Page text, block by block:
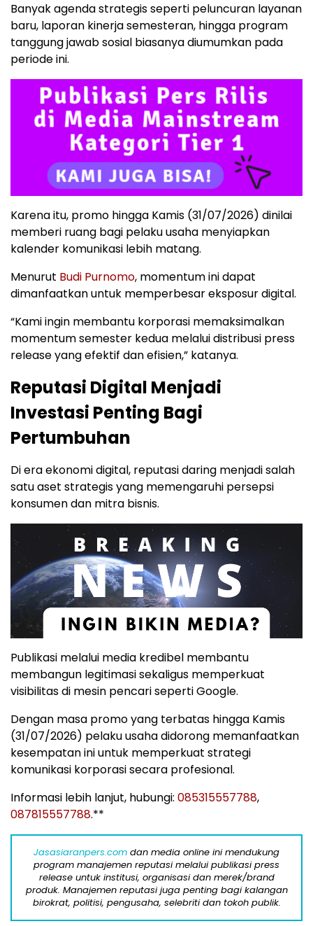
Banyak agenda strategis seperti peluncuran layanan
baru, laporan kinerja semesteran, hingga program
tanggung jawab sosial biasanya diumumkan pada
periode ini.
Karena itu, promo hingga Kamis (31/07/2026) dinilai
memberi ruang bagi pelaku usaha menyiapkan
kalender komunikasi lebih matang.
Menurut Budi Purnomo, momentum ini dapat
dimanfaatkan untuk memperbesar eksposur digital.
“Kami ingin membantu korporasi memaksimalkan
momentum semester kedua melalui distribusi press
release yang efektif dan efisien,” katanya.
Reputasi Digital Menjadi
Investasi Penting Bagi
Pertumbuhan
Di era ekonomi digital, reputasi daring menjadi salah
satu aset strategis yang memengaruhi persepsi
konsumen dan mitra bisnis.
Publikasi melalui media kredibel membantu
membangun legitimasi sekaligus memperkuat
visibilitas di mesin pencari seperti Google.
Dengan masa promo yang terbatas hingga Kamis
(31/07/2026) pelaku usaha didorong memanfaatkan
kesempatan ini untuk memperkuat strategi
komunikasi korporasi secara profesional.
Informasi lebih lanjut, hubungi: 085315557788,
087815557788.**
Jasasiaranpers.com dan media online ini mendukung
program manajemen reputasi melalui publikasi press
release untuk institusi, organisasi dan merek/brand
produk. Manajemen reputasi juga penting bagi kalangan
birokrat, politisi, pengusaha, selebriti dan tokoh publik.